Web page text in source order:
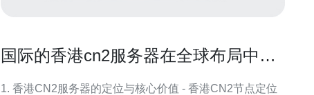
国际的香港cn2服务器在全球布局中的
1. 香港CN2服务器的定位与核心价值 - 香港CN2节点定位